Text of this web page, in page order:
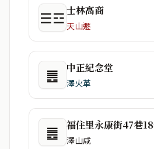
☰☲士林高商
天山遯
䷌ 中正紀念堂
澤火革
䷌ 福住里永康街47巷
澤山咸